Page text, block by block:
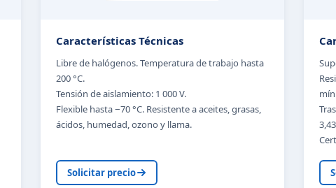
Características Técnicas
Libre de halógenos. Temperatura de trabajo hasta
200 °C.
Tensión de aislamiento: 1 000 V.
Flexible hasta −70 °C. Resistente a aceites, grasas,
ácidos, humedad, ozono y llama.
Solicitar precio